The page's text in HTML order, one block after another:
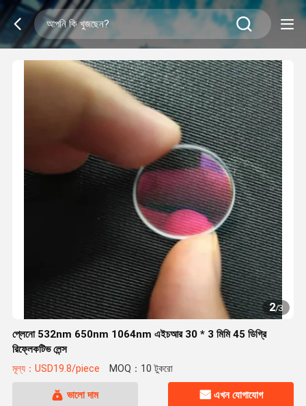
2/3
প্লেনো 532nm 650nm 1064nm এইচআর 30 * 3 মিমি 45 ডিগ্রি
রিফ্লেকটিভ লেন্স
মূল্য：USD19.8/piece MOQ：10 টুকরো
ভালো দাম এখন যোগাযোগ